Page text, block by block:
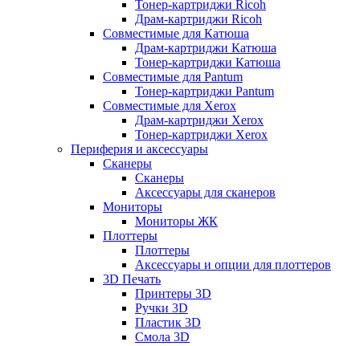
Тонер-картриджи Ricoh
Драм-картриджи Ricoh
Совместимые для Катюша
Драм-картриджи Катюша
Тонер-картриджи Катюша
Совместимые для Pantum
Тонер-картриджи Pantum
Совместимые для Xerox
Драм-картриджи Xerox
Тонер-картриджи Xerox
Периферия и аксессуары
Сканеры
Сканеры
Аксессуары для сканеров
Мониторы
Мониторы ЖК
Плоттеры
Плоттеры
Аксессуары и опции для плоттеров
3D Печать
Принтеры 3D
Ручки 3D
Пластик 3D
Смола 3D